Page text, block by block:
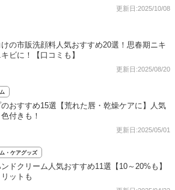
更新日:2025/10/08
の市販洗顔料人気おすすめ20選！思春期ニキ
ビに！【口コミも】
更新日:2025/08/20
おすすめ15選【荒れた唇・乾燥ケアに】人気
付きも！
更新日:2025/05/01
・ケアグッズ
ドクリーム人気おすすめ11選【10～20%も】
ットも